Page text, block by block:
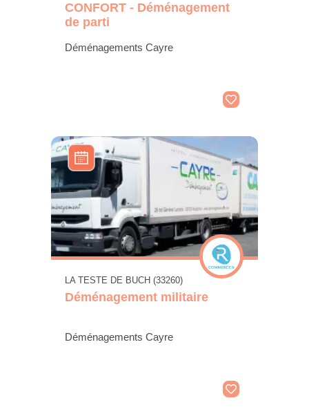
CONFORT - Déménagement
de parti
Déménagements Cayre
LA TESTE DE BUCH (33260)
Déménagement militaire
Déménagements Cayre